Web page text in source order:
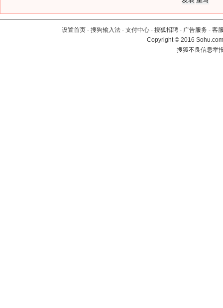
设置首页 - 搜狗输入法 - 支付中心 - 搜狐招聘 - 广告服务 - 客
Copyright©2016
搜狐不良信息举